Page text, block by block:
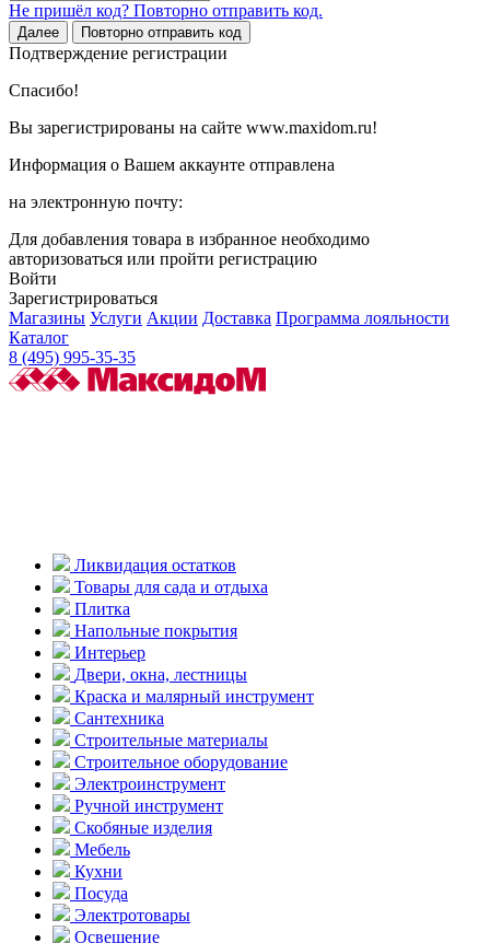
Не пришёл код? Повторно отправить код.
Далее Повторно отправить код
Подтверждение регистрации
Спасибо!
Вы зарегистрированы на сайте www.maxidom.ru!
Информация о Вашем аккаунте отправлена
на электронную почту:
Для добавления товара в избранное необходимо
авторизоваться или пройти регистрацию
Войти
Зарегистрироваться
Магазины Услуги Акции Доставка Программа лояльности
Каталог
8 (495) 995-35-35
Ликвидация остатков
Товары для сада и отдыха
Плитка
Напольные покрытия
Интерьер
Двери, окна, лестницы
Краска и малярный инструмент
Сантехника
Строительные материалы
Строительное оборудование
Электроинструмент
Ручной инструмент
Скобяные изделия
Мебель
Кухни
Посуда
Электротовары
Освещение